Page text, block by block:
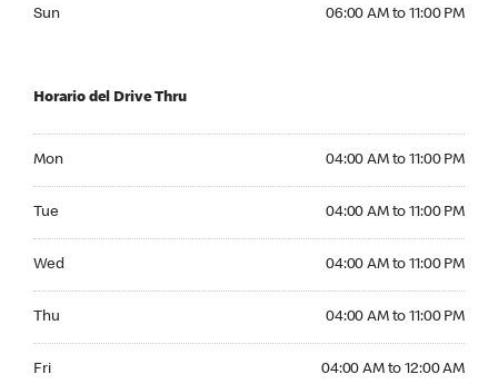
Sun 06:00 AM to 11:00 PM
Horario del Drive Thru
Mon 04:00 AM to 11:00 PM
Tue 04:00 AM to 11:00 PM
Wed 04:00 AM to 11:00 PM
Thu 04:00 AM to 11:00 PM
Fri 04:00 AM to 12:00 AM